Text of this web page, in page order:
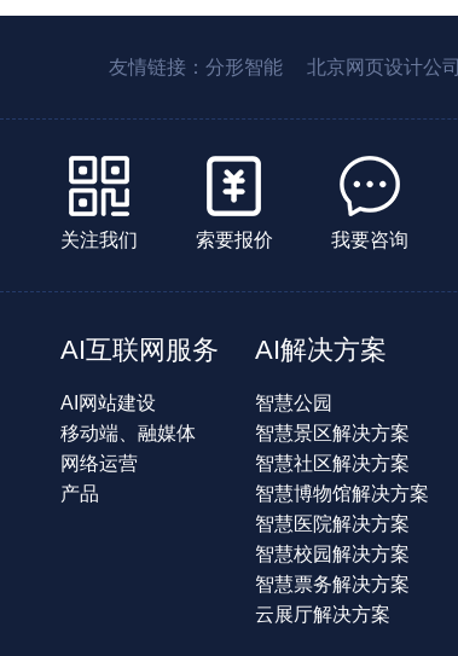
友情链接： 分形智能 北京网页设计公司
关注我们 索要报价 我要咨询
AI互联网服务
AI网站建设
移动端、融媒体
网络运营
产品
AI解决方案
智慧公园
智慧景区解决方案
智慧社区解决方案
智慧博物馆解决方案
智慧医院解决方案
智慧校园解决方案
智慧票务解决方案
云展厅解决方案